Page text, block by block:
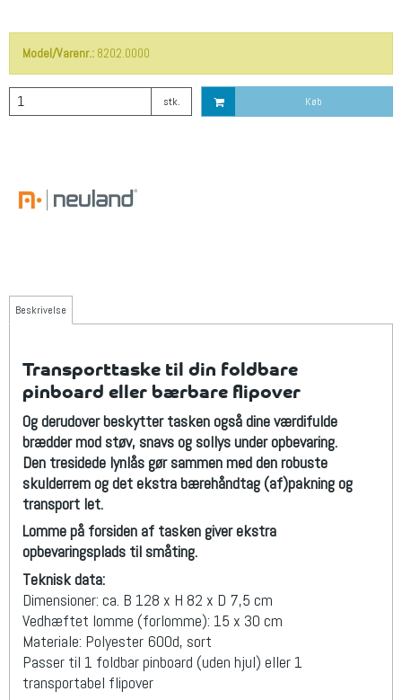
Model/Varenr.: 8202.0000
stk. Køb
Beskrivelse
Transporttaske til din foldbare
pinboard eller bærbare flipover
Og derudover beskytter tasken også dine værdifulde
brædder mod støv, snavs og sollys under opbevaring.
Den tresidede lynlås gør sammen med den robuste
skulderrem og det ekstra bærehåndtag (af)pakning og
transport let.
Lomme på forsiden af tasken giver ekstra
opbevaringsplads til småting.
Teknisk data:
Dimensioner: ca. B 128 x H 82 x D 7,5 cm
Vedhæftet lomme (forlomme): 15 x 30 cm
Materiale: Polyester 600d, sort
Passer til 1 foldbar pinboard (uden hjul) eller 1
transportabel flipover